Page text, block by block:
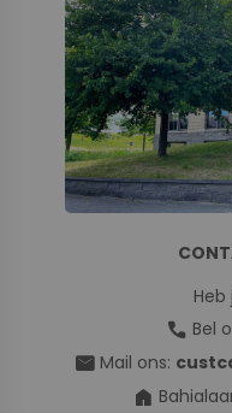
call Bel
mail Mail ons:
home